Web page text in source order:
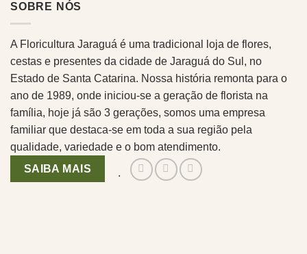
SOBRE NÓS
A Floricultura Jaraguá é uma tradicional loja de flores,
cestas e presentes da cidade de Jaraguá do Sul, no
Estado de Santa Catarina. Nossa história remonta para o
ano de 1989, onde iniciou-se a geração de florista na
família, hoje já são 3 gerações, somos uma empresa
familiar que destaca-se em toda a sua região pela
qualidade, variedade e o bom atendimento.
SAIBA MAIS
.